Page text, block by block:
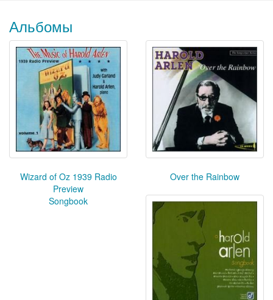
Альбомы
Wizard of Oz 1939 Radio
Preview
Over the Rainbow
Songbook